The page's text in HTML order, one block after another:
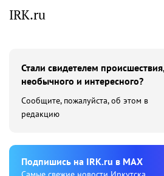
IRK.ru
Стали свидетелем
необычного и интересного?
Сообщите, пожалуйста, об этом в
редакцию
Подпишиcь на IRK.ru в MAX